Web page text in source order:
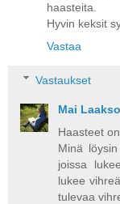
haasteita.
Hyvin keksit
Vastaa
Vastaukset
Mai Laakso
Haasteet
Minä
joissa
lukee
tulevaa